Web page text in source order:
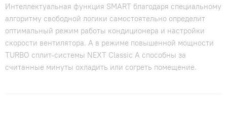
Интеллектуальная функция SMART благодаря специальному
алгоритму свободной логики самостоятельно определит
оптимальный режим работы кондиционера и настройки
скорости вентилятора. А в режиме повышенной мощности
TURBO сплит-системы NEXT Classic A способны за
считанные минуты охладить или согреть помещение.